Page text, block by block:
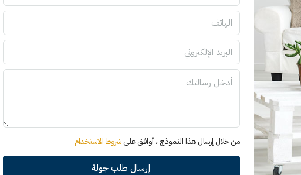
من خلال إرسال هذا النموذج ، أوافق علىشروط الاستخدام
إرسال طلب جولة